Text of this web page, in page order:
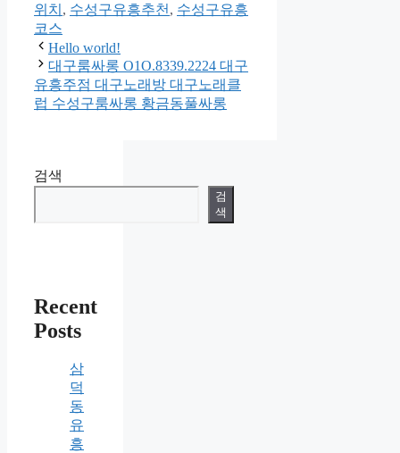
위치 , 수성구유흥추천 , 수성구유흥
코스
Hello world!
대구룸싸롱 O1O.8339.2224 대구
유흥주점 대구노래방 대구노래클
럽 수성구룸싸롱 황금동풀싸롱
검색
검
색
Recent
Posts
삼
덕
동
유
흥